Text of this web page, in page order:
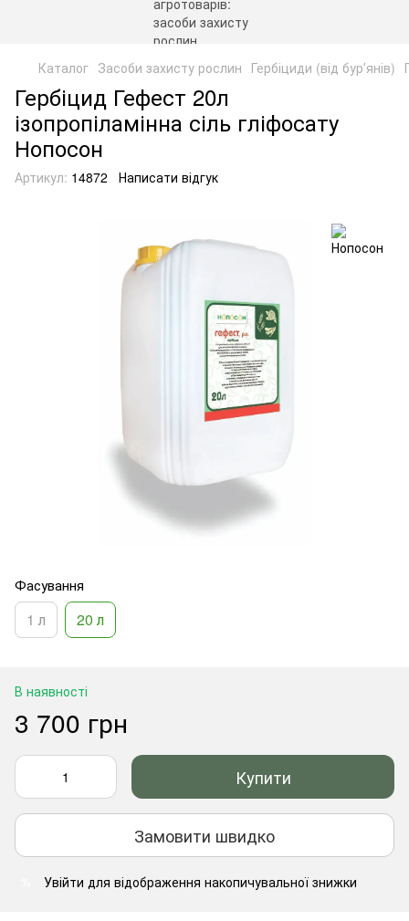
Каталог Засоби захисту рослин Гербіциди (від бурʼянів)
Гербіцид Гефест 20л
ізопропіламінна сіль гліфосату
Нопосон
Артикул: 14872 Написати відгук
Фасування
1 л 20 л
В наявності
3 700 грн
Купити
Замовити швидко
Увійти для відображення накопичувальної знижки